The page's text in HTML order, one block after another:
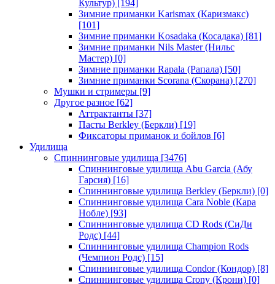
Культур) [194]
Зимние приманки Karismax (Каризмакс)
[101]
Зимние приманки Kosadaka (Косадака) [81]
Зимние приманки Nils Master (Нильс
Мастер) [0]
Зимние приманки Rapala (Рапала) [50]
Зимние приманки Scorana (Скорана) [270]
Мушки и стримеры [9]
Другое разное [62]
Аттрактанты [37]
Пасты Berkley (Беркли) [19]
Фиксаторы приманок и бойлов [6]
Удилища
Спиннинговые удилища [3476]
Спиннинговые удилища Abu Garcia (Абу
Гарсия) [16]
Спиннинговые удилища Berkley (Беркли) [0]
Спиннинговые удилища Cara Noble (Кара
Нобле) [93]
Спиннинговые удилища CD Rods (СиДи
Родс) [44]
Спиннинговые удилища Champion Rods
(Чемпион Родс) [15]
Спиннинговые удилища Condor (Кондор) [8]
Спиннинговые удилища Crony (Крони) [0]